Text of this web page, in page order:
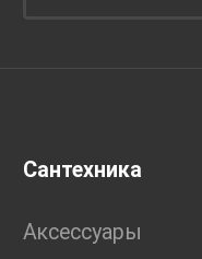
Сантехника
Аксессуары